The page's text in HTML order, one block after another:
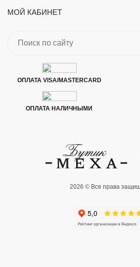
МОЙ КАБИНЕТ
ОПЛАТА VISA/MASTERCARD
ОПЛАТА НАЛИЧНЫМИ
2026 © Все права